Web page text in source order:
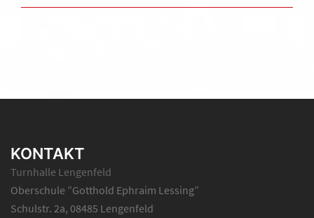
KONTAKT
Turnhalle Lengenfeld
Oberschule ”Gotthold Ephraim Lessing”
Schulstr. 2a, 08485 Lengenfeld